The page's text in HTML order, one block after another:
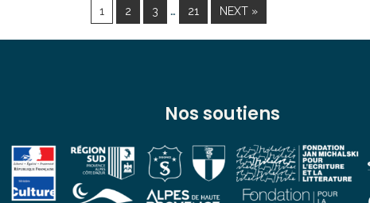
1 2 3 … 21 NEXT »
Nos soutiens